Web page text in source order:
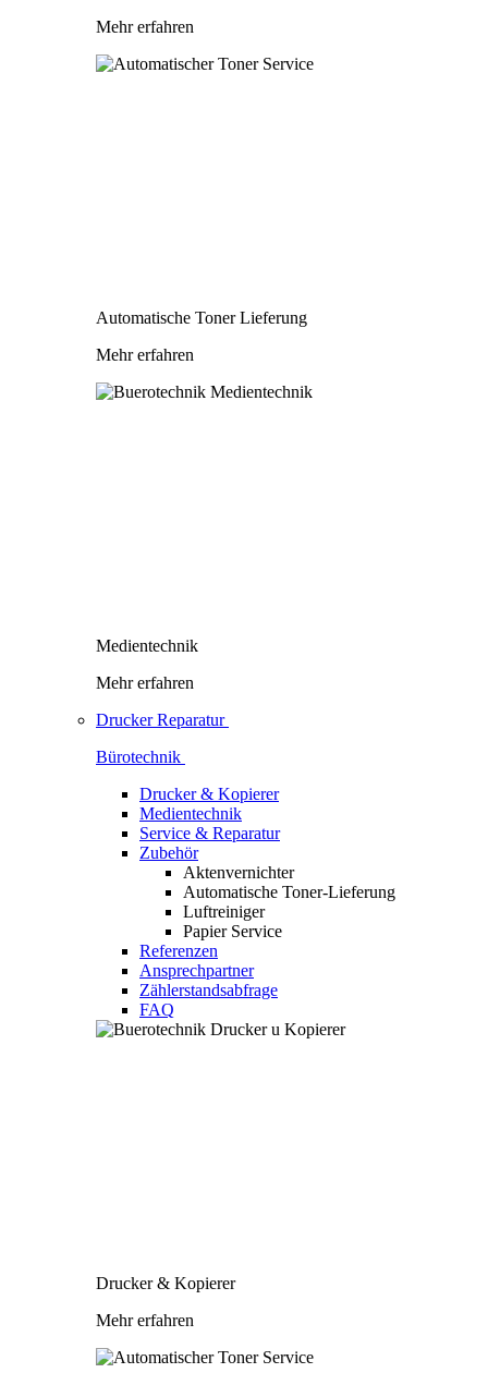
Mehr erfahren
Automatische Toner Lieferung
Mehr erfahren
Medientechnik
Mehr erfahren
Drucker Reparatur
Bürotechnik
Drucker & Kopierer
Medientechnik
Service & Reparatur
Zubehör
Aktenvernichter
Automatische Toner-Lieferung
Luftreiniger
Papier Service
Referenzen
Ansprechpartner
Zählerstandsabfrage
FAQ
Drucker & Kopierer
Mehr erfahren